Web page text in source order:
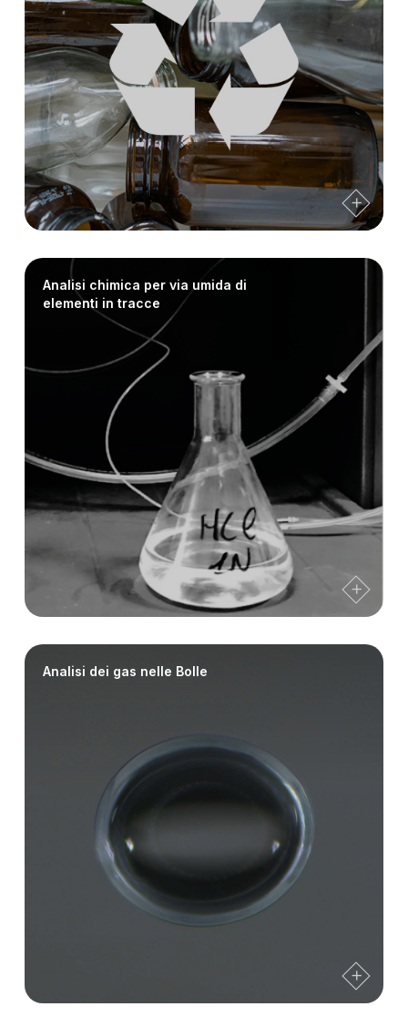
Analisi chimica per via umida di
elementi in tracce
Analisi dei gas nelle Bolle